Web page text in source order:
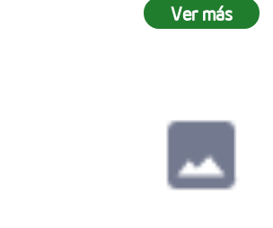
Ver más